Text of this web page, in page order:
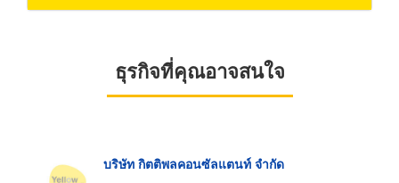
ธุรกิจที่คุณอาจสนใจ
บริษัท กิตติพลคอนซัลแตนท์ จำกัด